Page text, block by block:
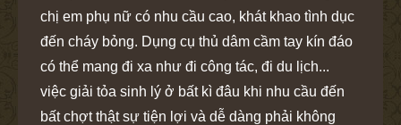
chị em phụ nữ có nhu cầu cao, khát khao tình dục
đến cháy bỏng. Dụng cụ thủ dâm cầm tay kín đáo
có thể mang đi xa như đi công tác, đi du lịch...
việc giải tỏa sinh lý ở bất kì đâu khi nhu cầu đến
bất chợt thật sự tiện lợi và dễ dàng phải không